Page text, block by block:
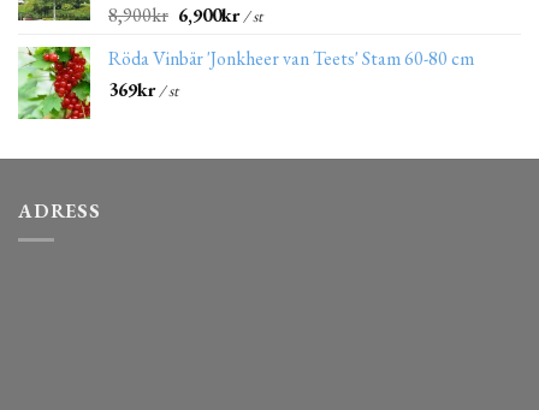
8,900kr 6,900kr/ st
Röda Vinbär 'Jonkheer van Teets' Stam 60-80 cm
369kr/ st
ADRESS